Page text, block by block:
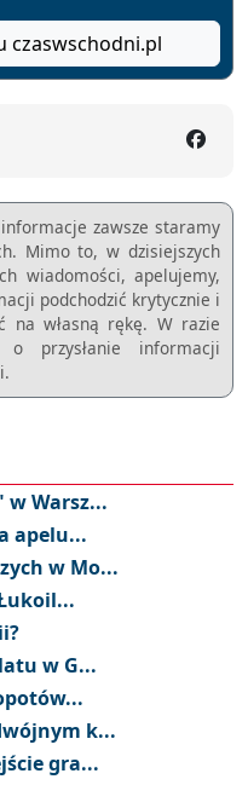
czaswschodni.pl
zawsze staramy
Mimo to, w dzisiejszych
wiadomości, apelujemy,
podchodzić krytycznie i
na własną rękę. W razie
o przysłanie informacji
w Warsz...
apelu...
w Mo...
w G...
k...
gra...